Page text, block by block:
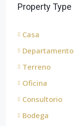
Property Type
Casa
Departamento
Terreno
Oficina
Consultorio
Bodega